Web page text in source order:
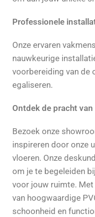
Professionele
Onze ervaren
nauwkeurige
voorbereiding van de
egaliseren.
Ontdek de pracht
Bezoek onze
inspireren door onze
vloeren. Onze
om je te begeleiden
voor jouw ruimte. Met
van hoogwaardige
schoonheid en